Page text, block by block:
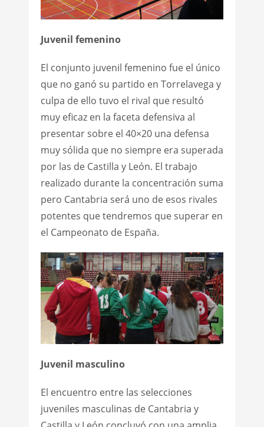
Juvenil femenino
El conjunto juvenil femenino fue el único
que no ganó su partido en Torrelavega y
culpa de ello tuvo el rival que resultó
muy eficaz en la faceta defensiva al
presentar sobre el 40×20 una defensa
muy sólida que no siempre era superada
por las de Castilla y León. El trabajo
realizado durante la concentración suma
pero Cantabria será uno de esos rivales
potentes que tendremos que superar en
el Campeonato de España.
Juvenil masculino
El encuentro entre las selecciones
juveniles masculinas de Cantabria y